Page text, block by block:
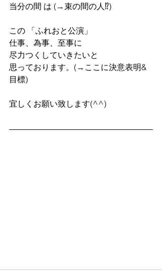
当分の間 は (→束の間の人⁉︎)
この 「ふれおと公演」
仕事、為事、至事に
尽力つくしていきたいと
思っております。(→ここに決意表明&
目標)
宜しくお願い致します(^^)